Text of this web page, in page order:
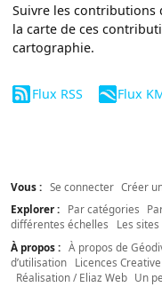
Suivre les contributions
la carte de ces
cartographie.
Flux RSS Flux
Vous : Se connecter Créer
Explorer :
Par catégories
différentes échelles
Les
À propos : À propos de
d’utilisation
Licences
Réalisation / Eliaz Web Un